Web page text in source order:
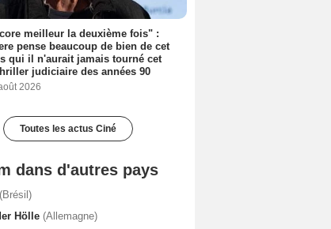
meilleur la deuxième fois" :
pense beaucoup de bien de cet
qui il n'aurait jamais tourné cet
judiciaire des années 90
2026
Toutes les actus Ciné
dans d'autres pays
(Brésil)
Hölle (Allemagne)